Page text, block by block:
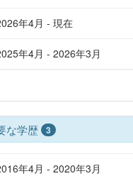
年4月 - 現在
年4月 - 2026年3月
な学歴 3
年4月 - 2020年3月